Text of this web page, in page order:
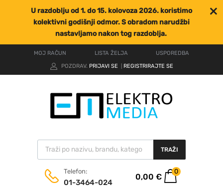
U razdoblju od 1. do 15. kolovoza 2026. koristimo
kolektivni godišnji odmor. S obradom narudžbi
nastavljamo nakon tog razdoblja.
MOJ RAČUN LISTA ŽELJA
USPOREDBA
POZDRAV. PRIJAVI SE REGISTRIRAJTE SE
TRAŽI
Telefon:
01-3464-024
0,00 €
0